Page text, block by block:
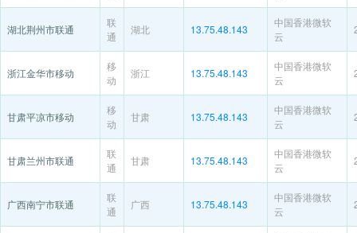
湖北荆州市联通
联
通
湖北 13.75.48.143
中国香港微软
云
浙江金华市移动
移
动
浙江 13.75.48.143
中国香港微软
云
甘肃平凉市移动
移
动
甘肃 13.75.48.143
中国香港微软
云
甘肃兰州市联通
联
通
甘肃 13.75.48.143
中国香港微软
云
广西南宁市联通
联
通
广西 13.75.48.143
中国香港微软
云